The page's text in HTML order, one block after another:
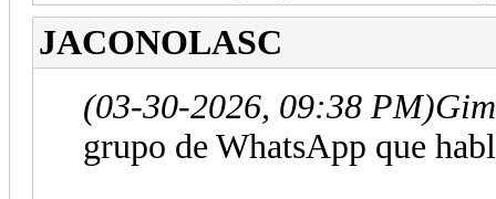
JACONOLASC
(03-30-2026, 09:38 PM)
grupo de WhatsApp que